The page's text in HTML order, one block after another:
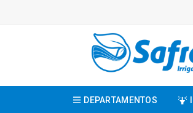
DEPARTAMENTOS